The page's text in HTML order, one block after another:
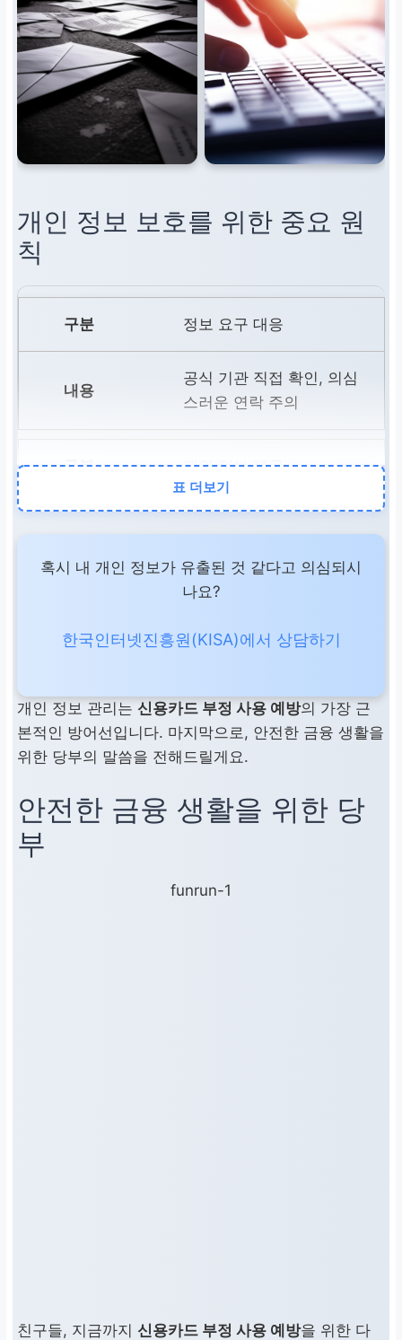
개인 정보 보호를 위한 중요 원
칙
정보 요구 대응
공식 기관 직접 확인, 의심
스러운 연락 주의
개인 정보 제공
사용
운영체제 및 백신 최신 상
표 더보기
혹시 내 개인 정보가 유출된 것 같다고 의심되시
나요?
한국인터넷진흥원(KISA)에서 상담하기
개인 정보 관리는 신용카드 부정 사용 예방의 가장 근
본적인 방어선입니다. 마지막으로, 안전한 금융 생활을
위한 당부의 말씀을 전해드릴게요.
안전한 금융 생활을 위한 당
부
funrun-1
친구들, 지금까지 신용카드 부정 사용 예방을 위한 다